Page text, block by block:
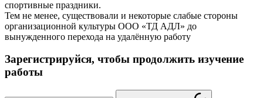
спортивные праздники.
Тем не менее, существовали и некоторые слабые стороны
организационной культуры ООО «ТД АДЛ» до
вынужденного перехода на удалённую работу
Зарегистрируйся, чтобы продолжить изучение
работы